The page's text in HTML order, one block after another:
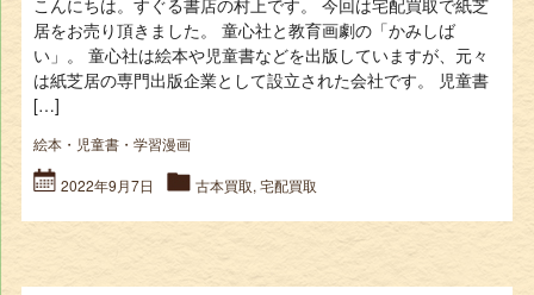
こんにちは。すぐる書店の村上です。 今回は宅配買取で紙芝
居をお売り頂きました。 童心社と教育画劇の「かみしば
い」。 童心社は絵本や児童書などを出版していますが、元々
は紙芝居の専門出版企業として設立された会社です。 児童書
[…]
絵本・児童書・学習漫画
2022年9月7日 古本買取,宅配買取